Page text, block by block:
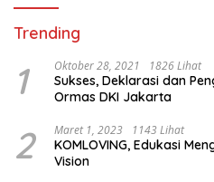
Trending
1 Oktober 28, 2021 1826 Lihat
Sukses, Deklarasi dan
Ormas DKI Jakarta
2 Maret 1, 2023 1143 Lihat
KOMLOVING, Edukasi
Vision